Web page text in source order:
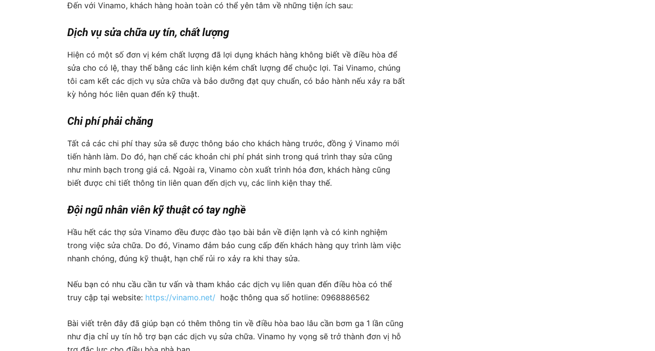
Đến với Vinamo, khách hàng hoàn toàn có thể yên tâm về những tiện ích sau:
Dịch vụ sửa chữa uy tín, chất lượng
Hiện có một số đơn vị kém chất lượng đã lợi dụng khách hàng không biết về điều hòa để
sửa cho có lệ, thay thế bằng các linh kiện kém chất lượng để chuộc lợi. Tai Vinamo, chúng
tôi cam kết các dịch vụ sửa chữa và bảo dưỡng đạt quy chuẩn, có bảo hành nếu xảy ra bất
kỳ hỏng hóc liên quan đến kỹ thuật.
Chi phí phải chăng
Tất cả các chi phí thay sửa sẽ được thông báo cho khách hàng trước, đồng ý Vinamo mới
tiến hành làm. Do đó, hạn chế các khoản chi phí phát sinh trong quá trình thay sửa cũng
như minh bạch trong giá cả. Ngoài ra, Vinamo còn xuất trình hóa đơn, khách hàng cũng
biết được chi tiết thông tin liên quan đến dịch vụ, các linh kiện thay thế.
Đội ngũ nhân viên kỹ thuật có tay nghề
Hầu hết các thợ sửa Vinamo đều được đào tạo bài bản về điện lạnh và có kinh nghiệm
trong việc sửa chữa. Do đó, Vinamo đảm bảo cung cấp đến khách hàng quy trình làm việc
nhanh chóng, đúng kỹ thuật, hạn chế rủi ro xảy ra khi thay sửa.
Nếu bạn có nhu cầu cần tư vấn và tham khảo các dịch vụ liên quan đến điều hòa có thể
truy cập tại website: https://vinamo.net/ hoặc thông qua số hotline: 0968886562
Bài viết trên đây đã giúp bạn có thêm thông tin về điều hòa bao lâu cần bơm ga 1 lần cũng
như địa chỉ uy tín hỗ trợ bạn các dịch vụ sửa chữa. Vinamo hy vọng sẽ trở thành đơn vị hỗ